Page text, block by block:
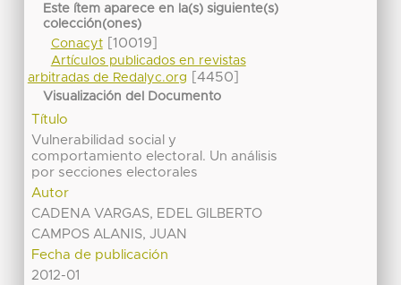
Este ítem aparece en la(s) siguiente(s)
colección(ones)
Conacyt[10019]
Artículos publicados en revistas
arbitradas de Redalyc.org
[4450]
Visualización del Documento
Título
Vulnerabilidad social y
comportamiento electoral. Un análisis
por secciones electorales
Autor
CADENA VARGAS, EDEL GILBERTO
CAMPOS ALANIS, JUAN
Fecha de publicación
2012-01